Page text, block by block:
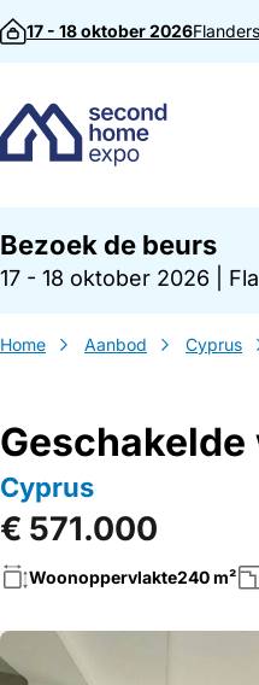
Direct naar inhoud
17 - 18 oktober 2026
Bezoek de beurs
17 - 18 oktober 2026
Home Aanbod Cyprus
Cyprus
€ 571.000
Woonoppervlakte240 m²